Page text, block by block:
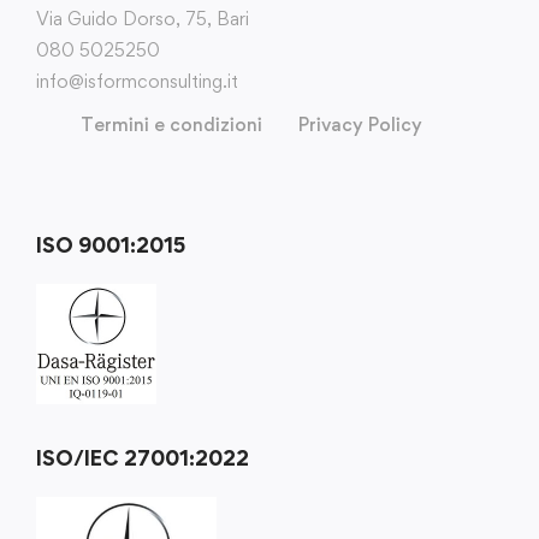
Via Guido Dorso, 75, Bari
080 5025250
info@isformconsulting.it
Termini e condizioni
Privacy Policy
ISO 9001:2015
ISO/IEC 27001:2022